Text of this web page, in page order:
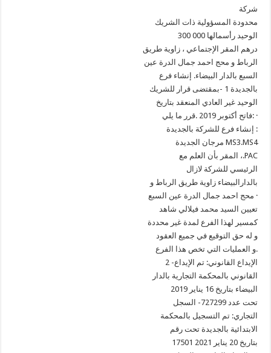
شركة
محدودة المسؤولية ذات الشريك
الوحيد رأسمالها 000 300
درهم المقر الإجتماعي ، زاوية طريق
الرباط و محج احمد جمال الدرة عين
السبع بالدار البيضاء. إنشاء فرع
بالجديدة 1 -بمقتضى قرار للشريك
الوحيد غير العادي المنعقد بتاريخ
فاتح أكتوبر 2019 .قرر ما يلي: ·
إنشاء فرع للشركة بالجديدة :
مرجان الجديدة MS3.MS4
المقر بأن العلم مع ،.PAC
الرئيسي للشركة لازال
بالدارالبيضاء زاوية طريق الرباط و
محج احمد جمال الدرة عين السبع ·
تعيين السيد محمد فيلالي شاهد
كمسير لهذا الفرع لمدة غير محددة
و له حق التوقيع في جميع العقود
و العمليات التي تخص هذا الفرع.
2 -الإيداع القانوني: تم الإيداع
القانوني بالمحكمة التجارية بالدار
البيضاء بتاريخ 16 يناير 2019
تحت عدد 727299- السجل
التجاري: تم التسجيل بالمحكمة
الابتدائية بالجديدة تحت رقم
17501 بتاريخ 20 يناير 2021